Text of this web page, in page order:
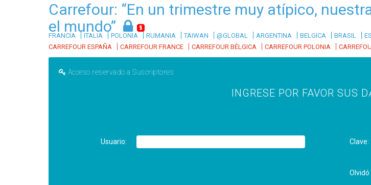
Carrefour: “En un trimestre muy atípico,
el mundo”
FRANCIA |ITALIA | POLONIA | RUMANIA |TAIWAN | @GLOBAL | ARGENTINA | BELGICA | BRASIL |
CARREFOUR ESPAÑA | CARREFOUR FRANCE | CARREFOUR BÉLGICA | CARREFOUR POLONIA |
Acceso reservado a Suscriptores
INGRESE POR FAVOR SUS
Usuario: Clave:
Olvidó